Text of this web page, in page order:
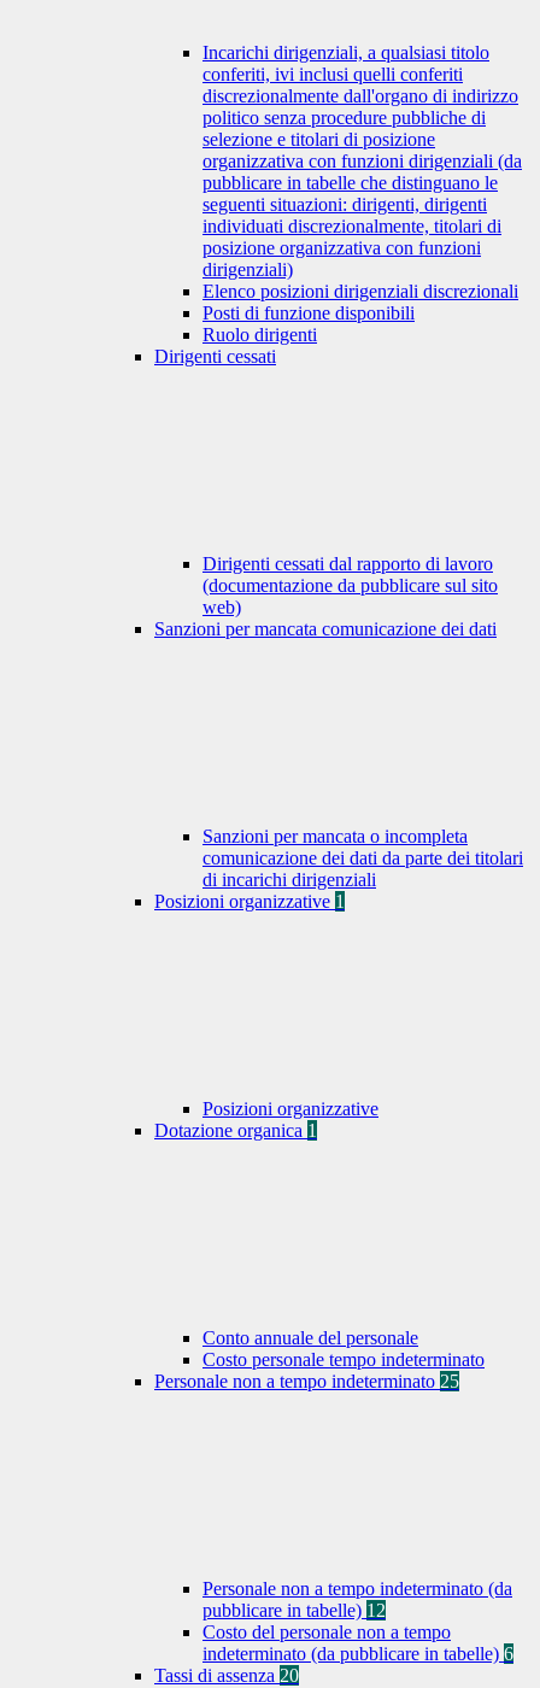
Incarichi dirigenziali, a qualsiasi titolo
conferiti, ivi inclusi quelli conferiti
discrezionalmente dall'organo di indirizzo
politico senza procedure pubbliche di
selezione e titolari di posizione
organizzativa con funzioni dirigenziali (da
pubblicare in tabelle che distinguano le
seguenti situazioni: dirigenti, dirigenti
individuati discrezionalmente, titolari di
posizione organizzativa con funzioni
dirigenziali)
Elenco posizioni dirigenziali discrezionali
Posti di funzione disponibili
Ruolo dirigenti
Dirigenti cessati
Dirigenti cessati dal rapporto di lavoro
(documentazione da pubblicare sul sito
web)
Sanzioni per mancata comunicazione dei dati
Sanzioni per mancata o incompleta
comunicazione dei dati da parte dei titolari
di incarichi dirigenziali
Posizioni organizzative 1
Posizioni organizzative
Dotazione organica 1
Conto annuale del personale
Costo personale tempo indeterminato
Personale non a tempo indeterminato 25
Personale non a tempo indeterminato (da
pubblicare in tabelle) 12
Costo del personale non a tempo
indeterminato (da pubblicare in tabelle) 6
Tassi di assenza 20